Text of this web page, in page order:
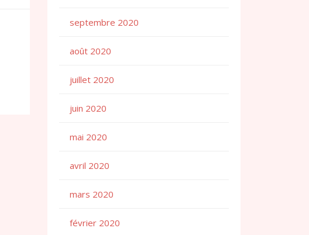
septembre 2020
août 2020
juillet 2020
juin 2020
mai 2020
avril 2020
mars 2020
février 2020